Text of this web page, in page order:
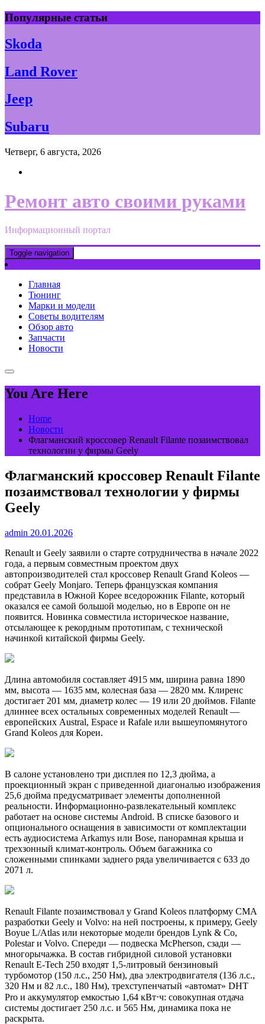
Skip
to
content
Популярные статьи
Skoda
Land Rover
Jeep
Subaru
Четверг, 6 августа, 2026
Ремонт авто своими руками
Информационный портал
Toggle navigation
Главная
Тюнинг
Марки и модели
Советы водителям
Обзор авто
Запчасти
Новости
You Are Here
Home
Новости
Флагманский кроссовер Renault Filante позаимствовал
технологии у фирмы Geely
Флагманский кроссовер Renault Filante
позаимствовал технологии у фирмы
Geely
admin 20.01.2026
Renault и Geely заявили о старте сотрудничества в начале 2022
года, а первым совместным проектом двух
автопроизводителей стал кроссовер Renault Grand Koleos —
собрат Geely Monjaro. Теперь французская компания
представила в Южной Корее вседорожник Filante, который
оказался ее самой большой моделью, но в Европе он не
появится. Новинка совместила историческое название,
отсылающее к рекордным прототипам, с технической
начинкой китайской фирмы Geely.
Длина автомобиля составляет 4915 мм, ширина равна 1890
мм, высота — 1635 мм, колесная база — 2820 мм. Клиренс
достигает 201 мм, диаметр колес — 19 или 20 дюймов. Filante
длиннее всех остальных современных моделей Renault —
европейских Austral, Espace и Rafale или вышеупомянутого
Grand Koleos для Кореи.
В салоне установлено три дисплея по 12,3 дюйма, а
проекционный экран с приведенной диагональю изображения
25,6 дюйма предусматривает элементы дополненной
реальности. Информационно-развлекательный комплекс
работает на основе системы Android. В списке базового и
опционального оснащения в зависимости от комплектации
есть аудиосистема Arkamys или Bose, панорамная крыша и
трехзонный климат-контроль. Объем багажника со
сложенными спинками заднего ряда увеличивается с 633 до
2071 л.
Renault Filante позаимствовал у Grand Koleos платформу CMA
разработки Geely и Volvo: на ней построены, к примеру, Geely
Boyue L/Atlas или некоторые модели брендов Lynk & Co,
Polestar и Volvo. Спереди — подвеска McPherson, сзади —
многорычажка. В состав гибридной силовой установки
Renault E-Tech 250 входят 1,5-литровый бензиновый
турбомотор (150 л.с., 250 Нм), два электродвигателя (136 л.с.,
320 Нм и 82 л.с., 180 Нм), трехступенчатый «автомат» DHT
Pro и аккумулятор емкостью 1,64 кВт⋅ч: совокупная отдача
системы достигает 250 л.с. и 565 Нм, динамика пока не
раскрыта.